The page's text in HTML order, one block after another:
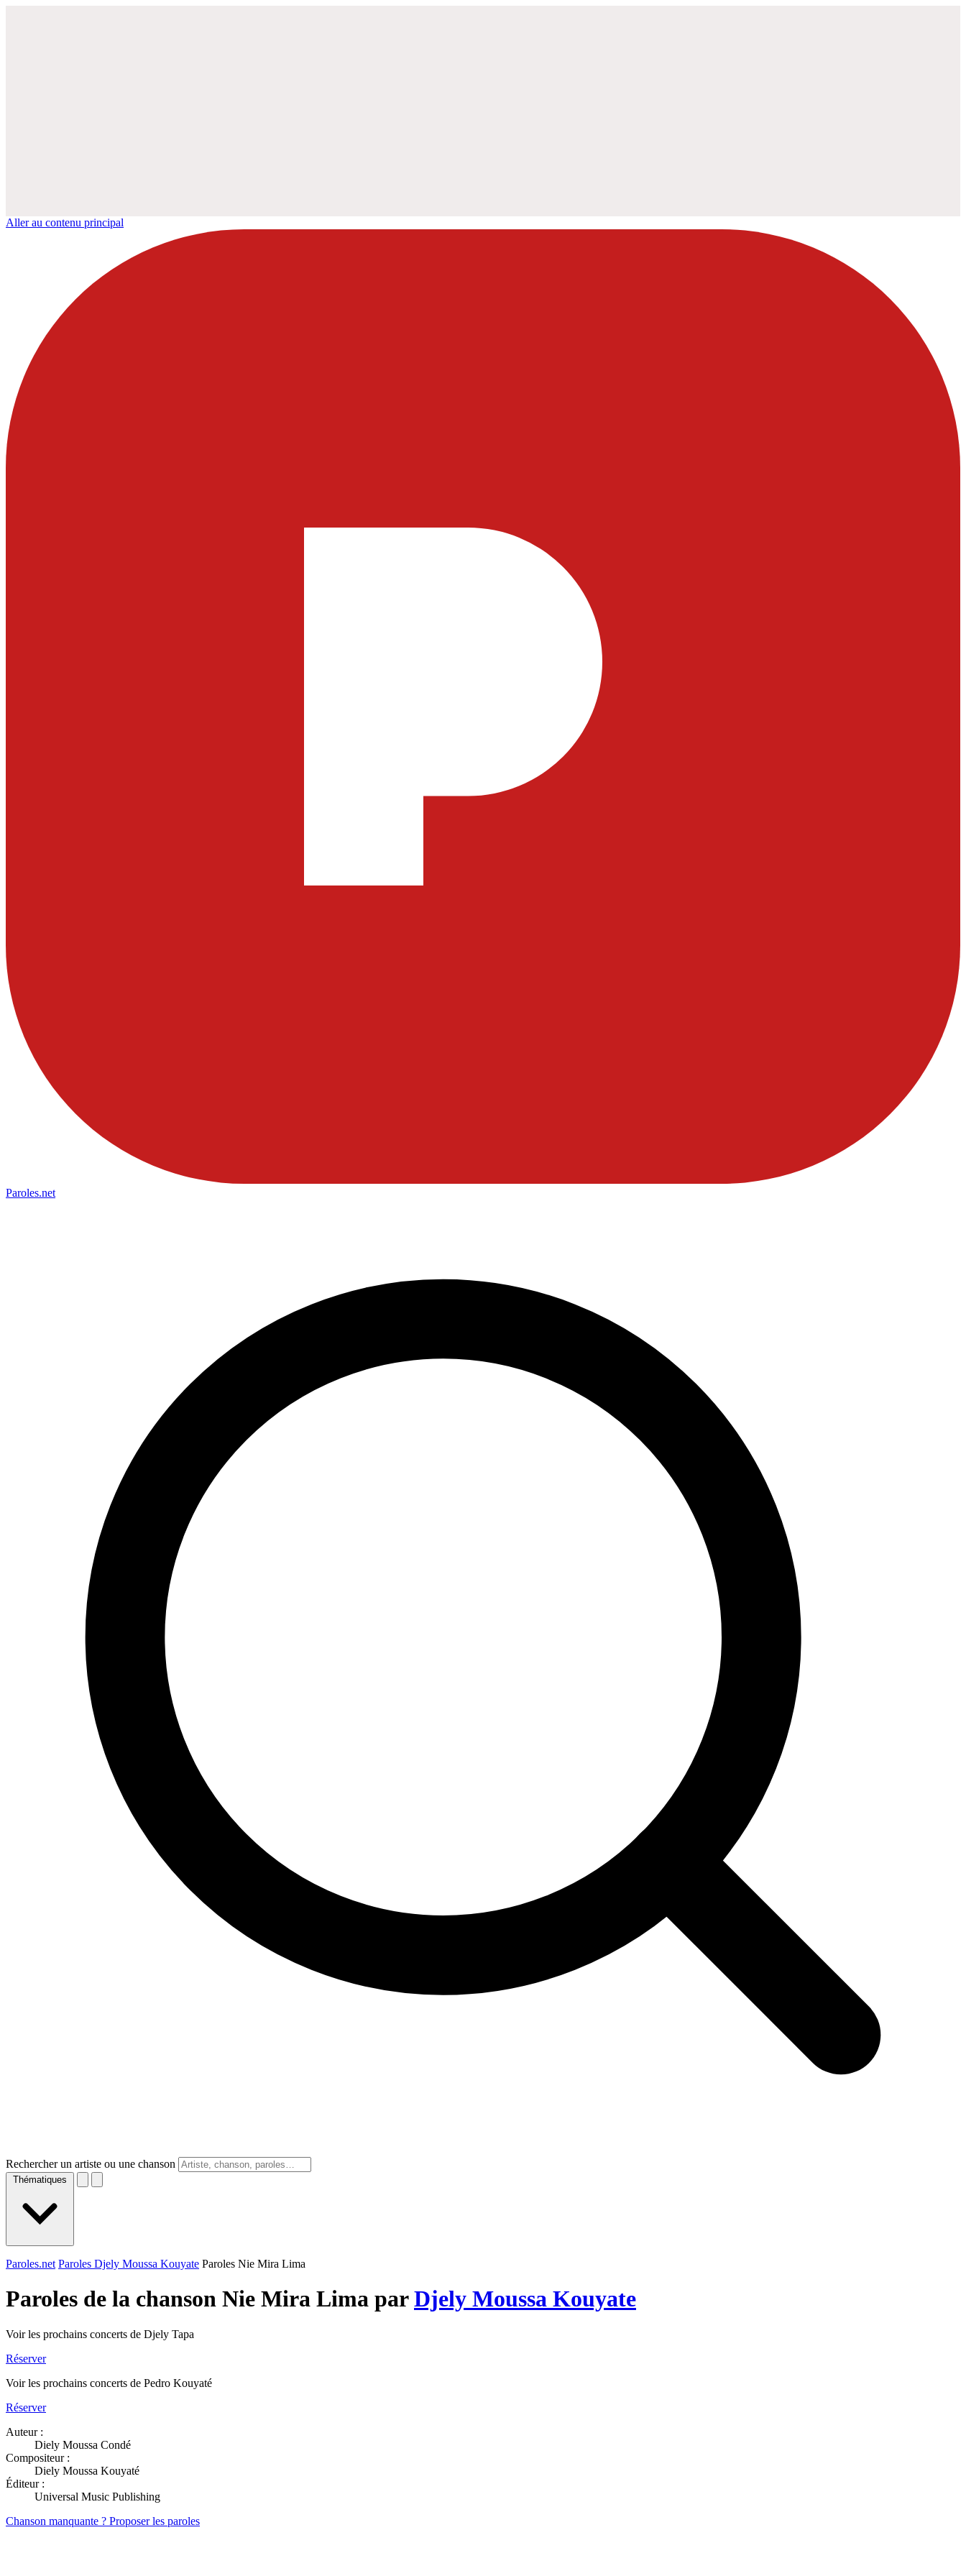
Aller au contenu principal
Paroles.net
Rechercher un artiste ou une chanson
Thématiques
Paroles.net Paroles Djely Moussa Kouyate Paroles Nie Mira Lima
Paroles de la chanson Nie Mira Lima parDjely Moussa Kouyate
Voir les prochains concerts de Djely Tapa
Réserver
Voir les prochains concerts de Pedro Kouyaté
Réserver
Auteur :
Diely Moussa Condé
Compositeur :
Diely Moussa Kouyaté
Éditeur :
Universal Music Publishing
Chanson manquante ? Proposer les paroles